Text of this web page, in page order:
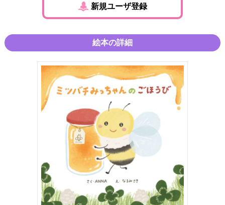
新規ユーザ登録
絵本の詳細